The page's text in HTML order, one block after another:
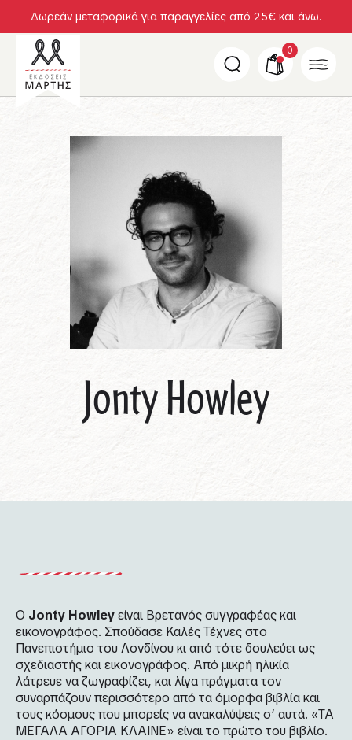
Δωρεάν μεταφορικά για παραγγελίες από 25€ και άνω.
0
Jonty Howley
Ο Jonty Howleyείναι Βρετανός συγγραφέας και
εικονογράφος. Σπούδασε Καλές Τέχνες στο
Πανεπιστήμιο του Λονδίνου κι από τότε δουλεύει ως
σχεδιαστής και εικονογράφος. Από μικρή ηλικία
λάτρευε να ζωγραφίζει, και λίγα πράγματα τον
συναρπάζουν περισσότερο από τα όμορφα βιβλία και
τους κόσμους που μπορείς να ανακαλύψεις σ’ αυτά. «ΤΑ
ΜΕΓΑΛΑ ΑΓΟΡΙΑ ΚΛΑΙΝΕ» είναι το πρώτο του βιβλίο.